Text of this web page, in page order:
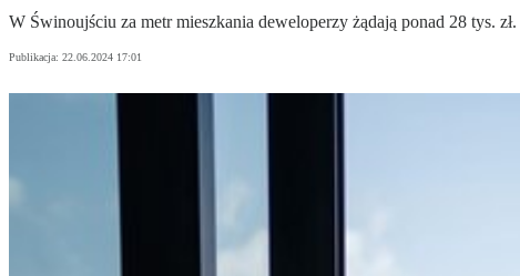
W Świnoujściu za metr mieszkania deweloperzy żądają ponad 28 tys.
Publikacja: 22.06.2024 17:01